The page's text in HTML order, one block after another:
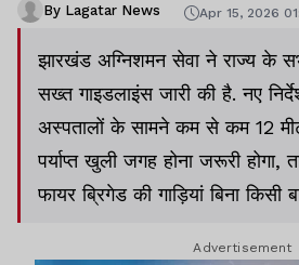
By Lagatar News Apr 15, 2026
झारखंड अग्निशमन सेवा ने राज्य के
सख्त गाइडलाइंस जारी की है. नए
अस्पतालों के सामने कम से कम 12
पर्याप्त खुली जगह होना जरूरी होगा,
फायर ब्रिगेड की गाड़ियां बिना
Advertisement